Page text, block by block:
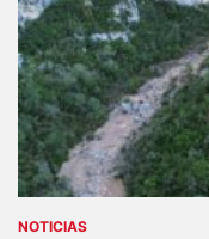
NOTICIAS